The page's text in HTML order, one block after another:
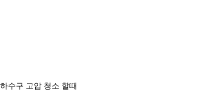
수구 고압 청소 할때